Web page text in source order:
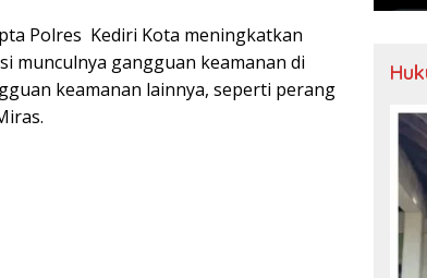
Polres Kediri Kota meningkatkan
munculnya gangguan keamanan di
keamanan lainnya, seperti perang